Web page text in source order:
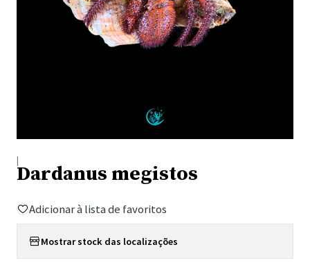
|
Dardanus megistos
Adicionar à lista de favoritos
Mostrar stock das localizações